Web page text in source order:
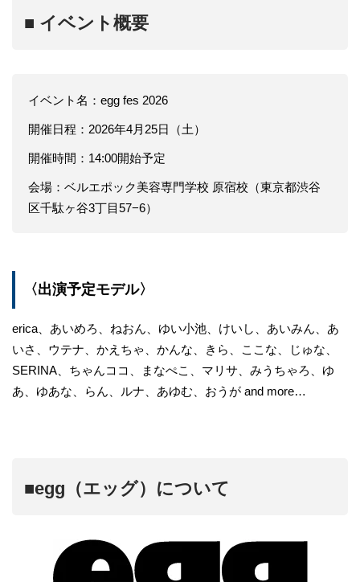
■ イベント概要
イベント名：egg fes 2026
開催日程：2026年4月25日（土）
開催時間：14:00開始予定
会場：ベルエポック美容専門学校 原宿校（東京都渋谷
区千駄ヶ谷3丁目57−6）
〈出演予定モデル〉
erica、あいめろ、ねおん、ゆい小池、けいし、あいみん、あ
いさ、ウテナ、かえちゃ、かんな、きら、ここな、じゅな、
SERINA、ちゃんココ、まなぺこ、マリサ、みうちゃろ、ゆ
あ、ゆあな、らん、ルナ、あゆむ、おうが and more…
■egg（エッグ）について